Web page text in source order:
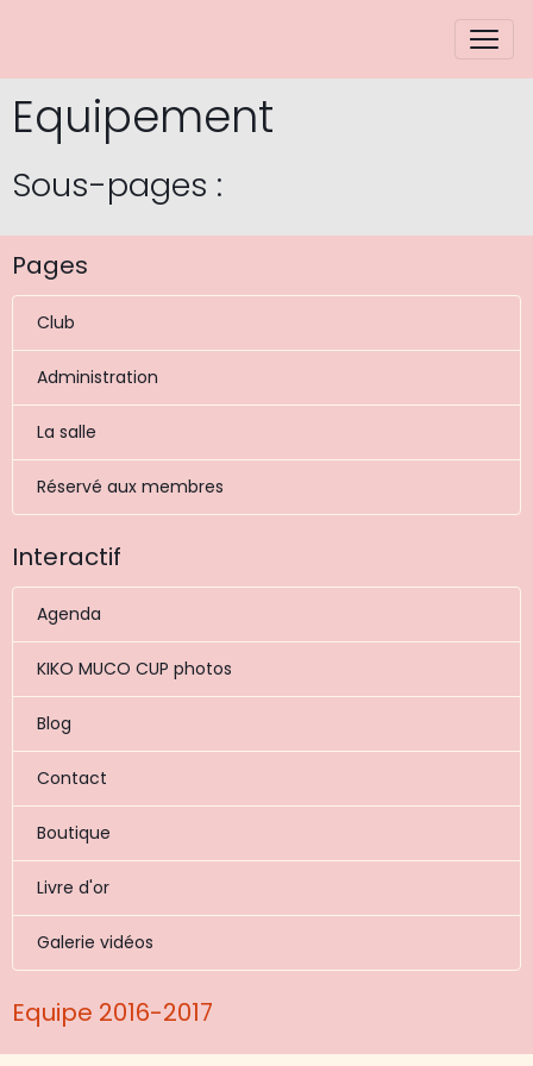
Equipement
Sous-pages :
Pages
Club
Administration
La salle
Réservé aux membres
Interactif
Agenda
KIKO MUCO CUP photos
Blog
Contact
Boutique
Livre d'or
Galerie vidéos
Equipe 2016-2017